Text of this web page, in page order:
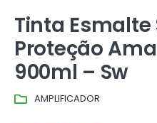
Tinta Esmalte
Proteção
900ml – Sw
AMPLIFICADOR